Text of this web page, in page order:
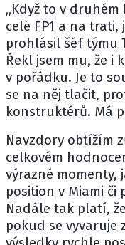
„Když to v
celé FP1 a na
prohlásil šéf týmu
Řekl jsem mu, že i
v pořádku. Je to
se na něj tlačit,
konstruktérů. Má
Navzdory obtížím
celkovém
výrazné
position v Miami či
Nadále tak platí,
pokud se vyvaruje